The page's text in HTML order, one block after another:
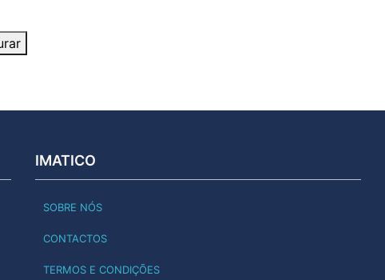
IMATICO
SOBRE NÓS
CONTACTOS
TERMOS E CONDIÇÕES